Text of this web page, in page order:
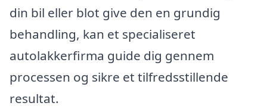
din bil eller blot give den en grundig
behandling, kan et specialiseret
autolakkerfirma guide dig gennem
processen og sikre et tilfredsstillende
resultat.